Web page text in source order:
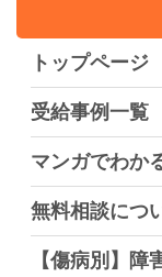
トップページ
受給事例一覧
マンガでわか
無料相談につ
【傷病別】障